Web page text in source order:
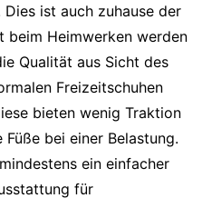
Dies ist auch zuhause der
beim Heimwerken werden
Qualität aus Sicht des
Freizeitschuhen
bieten wenig Traktion
bei einer Belastung.
ein einfacher
für